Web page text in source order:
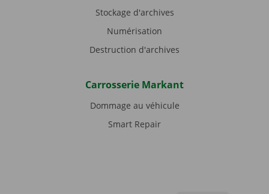
Stockage d'archives
Numérisation
Destruction d'archives
Carrosserie Markant
Dommage au véhicule
Smart Repair